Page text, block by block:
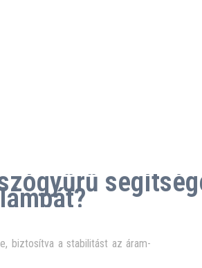
biztosítva a stabilitást az áram-